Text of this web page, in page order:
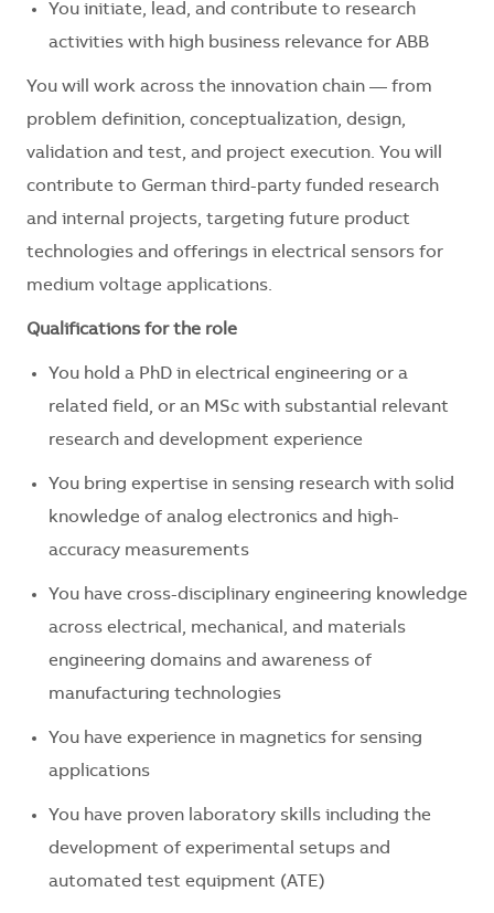
You initiate, lead, and contribute to research
activities with high business relevance for ABB
You will work across the innovation chain — from
problem definition, conceptualization, design,
validation and test, and project execution. You will
contribute to German third-party funded research
and internal projects, targeting future product
technologies and offerings in electrical sensors for
medium voltage applications.
Qualifications for the role
You hold a PhD in electrical engineering or a
related field, or an MSc with substantial relevant
research and development experience
You bring expertise in sensing research with solid
knowledge of analog electronics and high-
accuracy measurements
You have cross-disciplinary engineering knowledge
across electrical, mechanical, and materials
engineering domains and awareness of
manufacturing technologies
You have experience in magnetics for sensing
applications
You have proven laboratory skills including the
development of experimental setups and
automated test equipment (ATE)